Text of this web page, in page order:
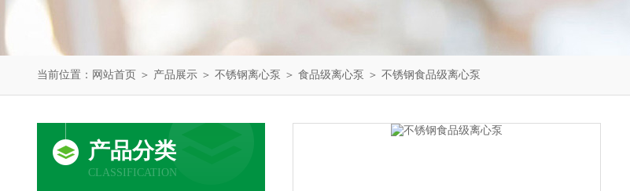
当前位置： 网站首页 ＞ 产品展示 ＞ 不锈钢离心泵 ＞ 食品级离心泵 ＞ 不锈钢食品级离心泵
产品分类
CLASSIFICATION